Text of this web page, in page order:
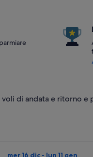
di andata e ritorno
mer 16 dic - lun 11 gen